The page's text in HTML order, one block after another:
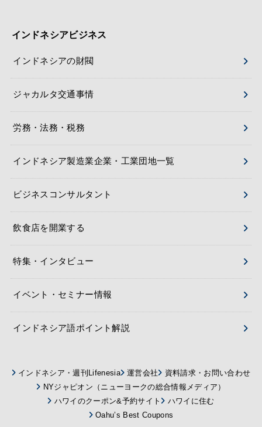
インドネシアビジネス
インドネシアの財閥
ジャカルタ交通事情
労務・法務・税務
インドネシア製造業企業・工業団地一覧
ビジネスコンサルタント
飲食店を開業する
特集・インタビュー
イベント・セミナー情報
インドネシア語ポイント解説
インドネシア・週刊Lifenesia 運営会社
資料請求・お問い合わせ
NYジャピオン（ニューヨークの総合情報メディア）
ハワイのクーポン&予約サイト
ハワイに住む
Oahu’s Best Coupons